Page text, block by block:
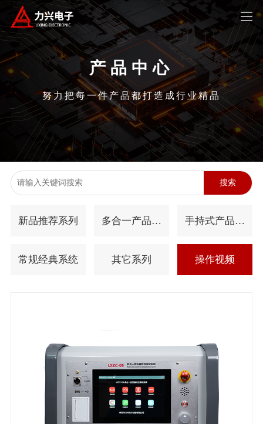
产品中心
努力把每一件产品都打造成行业精品
搜索
新品推荐系列
多合一产品系
手持式产品系
常规经典系统 其它系列 操作视频